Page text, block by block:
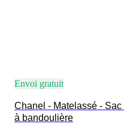
Envoi gratuit
Chanel - Matelassé - Sac
à bandoulière